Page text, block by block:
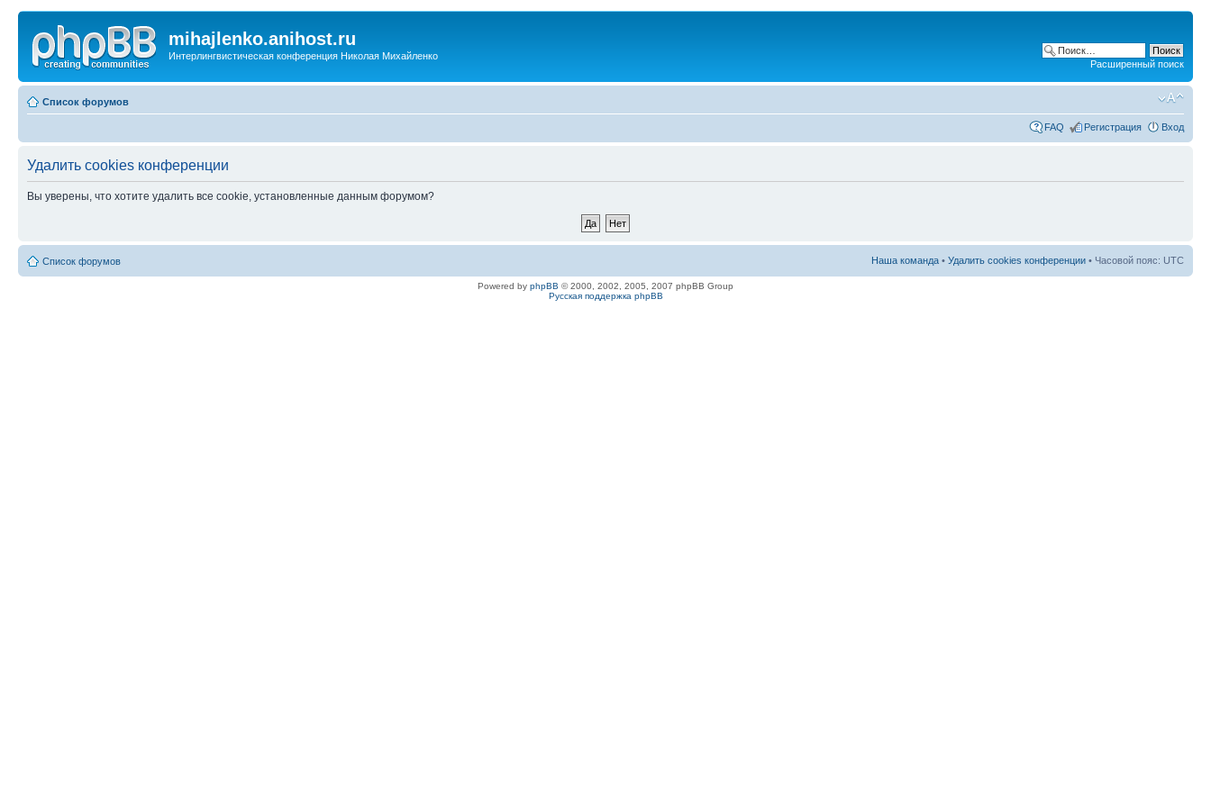
mihajlenko.anihost.ru
Интерлингвистическая конференция Николая Михайленко
Расширенный поиск
Список форумов
FAQ Регистрация Вход
Удалить cookies конференции
Вы уверены, что хотите удалить все cookie, установленные данным форумом?
Список форумов Наша команда • Удалить cookies конференции • Часовой пояс: UTC
Powered by phpBB © 2000, 2002, 2005, 2007 phpBB Group
Русская поддержка phpBB